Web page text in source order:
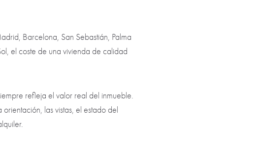
Barcelona, San Sebastián, Palma
el coste de una vivienda de calidad
refleja el valor real del inmueble.
las vistas, el estado del